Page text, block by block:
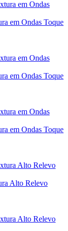
em Ondas Toque
em Ondas Toque
em Ondas Toque
Alto Relevo